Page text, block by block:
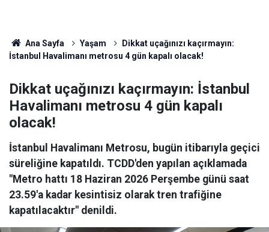
Ana Sayfa Yaşam
Dikkat uçağınızı kaçırmayın:
İstanbul Havalimanı metrosu 4 gün kapalı olacak!
Dikkat uçağınızı kaçırmayın: İstanbul
Havalimanı metrosu 4 gün kapalı
olacak!
İstanbul Havalimanı Metrosu, bugün itibarıyla geçici
süreliğine kapatıldı. TCDD'den yapılan açıklamada
"Metro hattı 18 Haziran 2026 Perşembe günü saat
23.59'a kadar kesintisiz olarak tren trafiğine
kapatılacaktır" denildi.